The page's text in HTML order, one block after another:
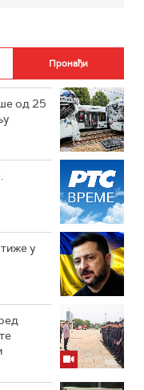
од 25
у